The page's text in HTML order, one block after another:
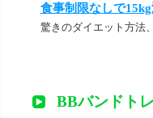
食事制限なしで
驚きのダイエット方法
BBバンドト